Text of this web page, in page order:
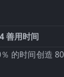
善用时间
的时间创造